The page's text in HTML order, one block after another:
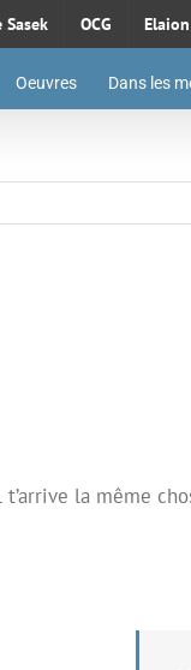
Sasek OCG
Oeuvres Dans les
la même